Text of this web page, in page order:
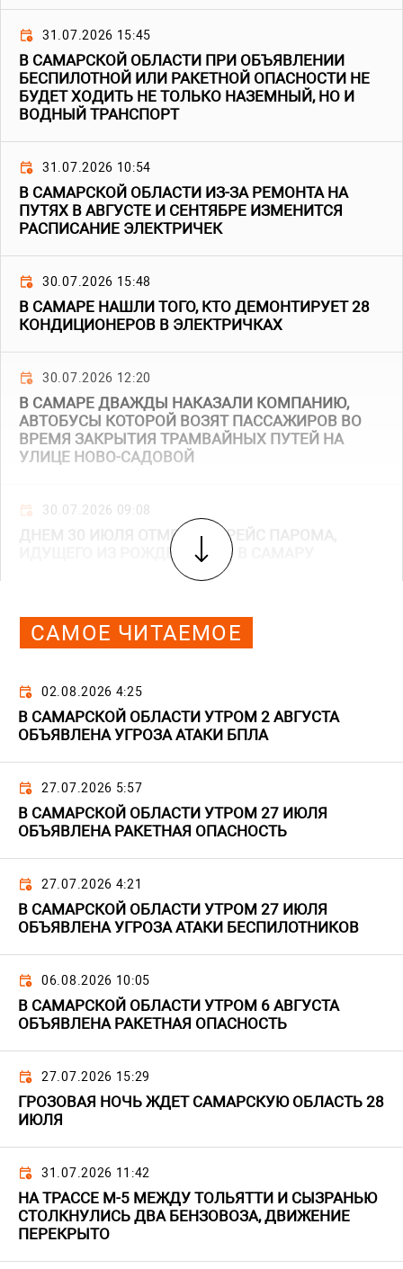
31.07.2026 15:45
В САМАРСКОЙ ОБЛАСТИ ПРИ ОБЪЯВЛЕНИИ
БЕСПИЛОТНОЙ ИЛИ РАКЕТНОЙ ОПАСНОСТИ НЕ
БУДЕТ ХОДИТЬ НЕ ТОЛЬКО НАЗЕМНЫЙ, НО И
ВОДНЫЙ ТРАНСПОРТ
31.07.2026 10:54
В САМАРСКОЙ ОБЛАСТИ ИЗ-ЗА РЕМОНТА НА
ПУТЯХ В АВГУСТЕ И СЕНТЯБРЕ ИЗМЕНИТСЯ
РАСПИСАНИЕ ЭЛЕКТРИЧЕК
30.07.2026 15:48
В САМАРЕ НАШЛИ ТОГО, КТО ДЕМОНТИРУЕТ 28
КОНДИЦИОНЕРОВ В ЭЛЕКТРИЧКАХ
30.07.2026 12:20
В САМАРЕ ДВАЖДЫ НАКАЗАЛИ КОМПАНИЮ,
АВТОБУСЫ КОТОРОЙ ВОЗЯТ ПАССАЖИРОВ ВО
ВРЕМЯ ЗАКРЫТИЯ ТРАМВАЙНЫХ ПУТЕЙ НА
УЛИЦЕ НОВО-САДОВОЙ
30.07.2026 09:08
ДНЕМ 30 ИЮЛЯ ОТМЕНИЛИ РЕЙС ПАРОМА,
ИДУЩЕГО ИЗ РОЖДЕСТВЕНО В САМАРУ
САМОЕ ЧИТАЕМОЕ
02.08.2026 4:25
В САМАРСКОЙ ОБЛАСТИ УТРОМ 2 АВГУСТА
ОБЪЯВЛЕНА УГРОЗА АТАКИ БПЛА
27.07.2026 5:57
В САМАРСКОЙ ОБЛАСТИ УТРОМ 27 ИЮЛЯ
ОБЪЯВЛЕНА РАКЕТНАЯ ОПАСНОСТЬ
27.07.2026 4:21
В САМАРСКОЙ ОБЛАСТИ УТРОМ 27 ИЮЛЯ
ОБЪЯВЛЕНА УГРОЗА АТАКИ БЕСПИЛОТНИКОВ
06.08.2026 10:05
В САМАРСКОЙ ОБЛАСТИ УТРОМ 6 АВГУСТА
ОБЪЯВЛЕНА РАКЕТНАЯ ОПАСНОСТЬ
27.07.2026 15:29
ГРОЗОВАЯ НОЧЬ ЖДЕТ САМАРСКУЮ ОБЛАСТЬ 28
ИЮЛЯ
31.07.2026 11:42
НА ТРАССЕ М-5 МЕЖДУ ТОЛЬЯТТИ И СЫЗРАНЬЮ
СТОЛКНУЛИСЬ ДВА БЕНЗОВОЗА, ДВИЖЕНИЕ
ПЕРЕКРЫТО